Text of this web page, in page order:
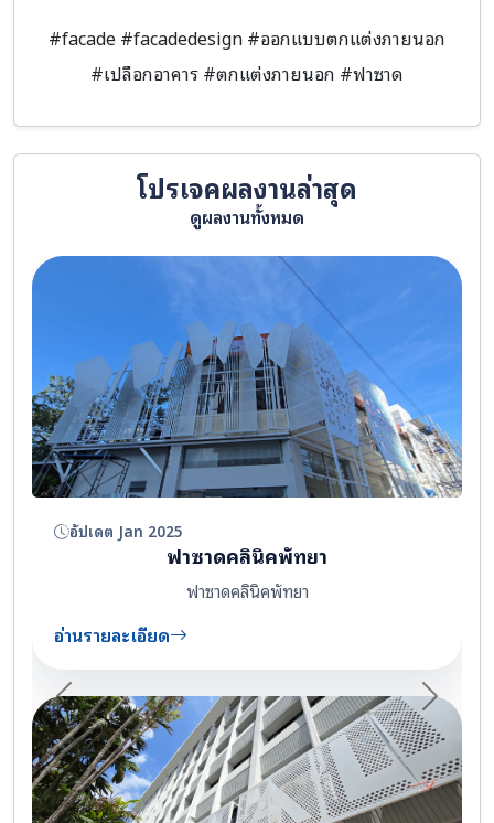
#facade #facadedesign #ออกแบบตกแต่งภายนอก
#เปลือกอาคาร #ตกแต่งภายนอก #ฟาซาด
โปรเจคผลงานล่าสุด
ดูผลงานทั้งหมด
อัปเดต Jan 2025
ฟาซาดคลินิคพัทยา
ฟาซาดคลินิคพัทยา
อ่านรายละเอียด
Previous Next